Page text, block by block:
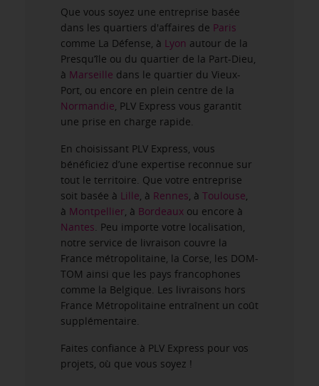
Que vous soyez une entreprise basée
dans les quartiers d'affaires de Paris
comme La Défense, à Lyon autour de la
Presqu’île ou du quartier de la Part-Dieu,
à Marseille dans le quartier du Vieux-
Port, ou encore en plein centre de la
Normandie, PLV Express vous garantit
une prise en charge rapide.
En choisissant PLV Express, vous
bénéficiez d’une expertise reconnue sur
tout le territoire. Que votre entreprise
soit basée à Lille, à Rennes, à Toulouse,
à Montpellier, à Bordeaux ou encore à
Nantes. Peu importe votre localisation,
notre service de livraison couvre la
France métropolitaine, la Corse, les DOM-
TOM ainsi que les pays francophones
comme la Belgique. Les livraisons hors
France Métropolitaine entraînent un coût
supplémentaire.
Faites confiance à PLV Express pour vos
projets, où que vous soyez !